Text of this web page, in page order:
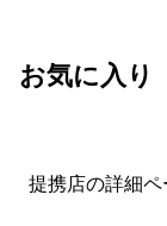
お気に入り
提携店の詳細